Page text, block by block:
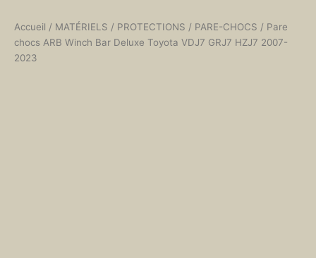
Accueil / MATÉRIELS / PROTECTIONS / PARE-CHOCS / Pare
chocs ARB Winch Bar Deluxe Toyota VDJ7 GRJ7 HZJ7 2007-
2023